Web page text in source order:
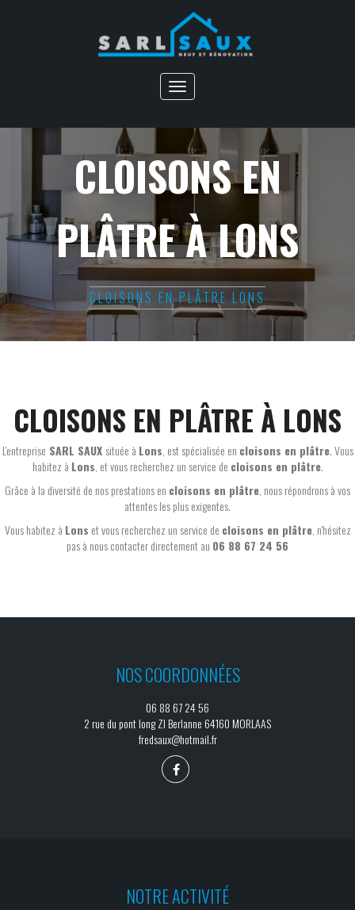
Toggle
navigation
CLOISONS EN
PLÂTRE À LONS
CLOISONS EN PLÂTRE LONS
CLOISONS EN PLÂTRE À LONS
L'entreprise SARL SAUX située à Lons , est spécialisée en cloisons en plâtre. Vous
habitez à Lons , et vous recherchez un service de cloisons en plâtre.
Grâce à la diversité de nos prestations en cloisons en plâtre , nous répondrons à vos
attentes les plus exigentes.
Vous habitez à Lons et vous recherchez un service de cloisons en plâtre, n'hésitez
pas à nous contacter directement au 06 88 67 24 56
NOS COORDONNÉES
06 88 67 24 56
2 rue du pont long ZI Berlanne 64160 MORLAAS
fredsaux@hotmail.fr
NOTRE ACTIVITÉ